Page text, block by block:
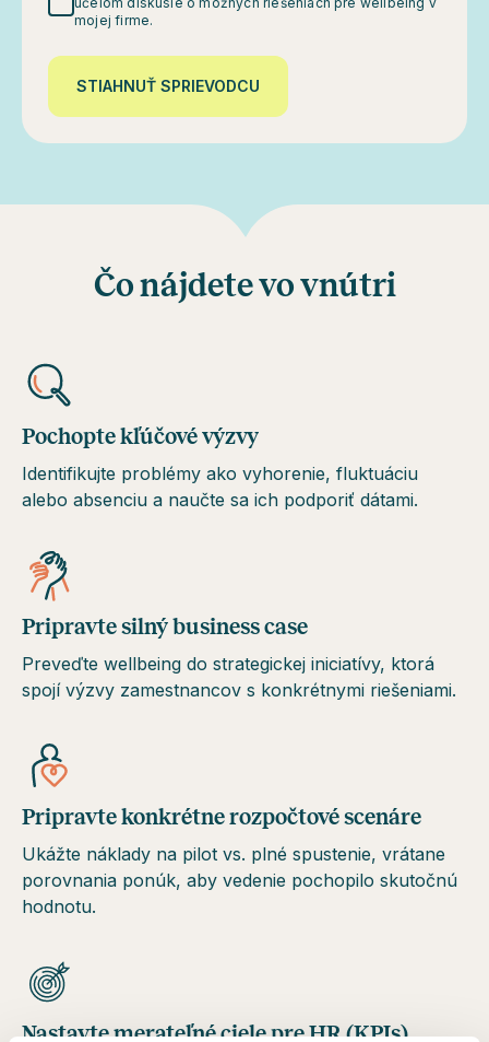
mojej firme.
STIAHNUŤ SPRIEVODCU
Čo nájdete vo vnútri
Pochopte kľúčové výzvy
Identifikujte problémy ako vyhorenie, fluktuáciu
alebo absenciu a naučte sa ich podporiť dátami.
Pripravte silný business case
Preveďte wellbeing do strategickej iniciatívy, ktorá
spojí výzvy zamestnancov s konkrétnymi riešeniami.
Pripravte konkrétne rozpočtové scenáre
Ukážte náklady na pilot vs. plné spustenie, vrátane
porovnania ponúk, aby vedenie pochopilo skutočnú
hodnotu.
Nastavte merateľné ciele pre HR (KPIs)